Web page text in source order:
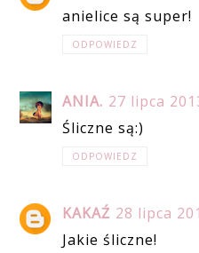
anielice są super!
ODPOWIEDZ
ANIA. 27 lipca
Śliczne są:)
ODPOWIEDZ
KAKAŹ 28 lipca
Jakie śliczne!